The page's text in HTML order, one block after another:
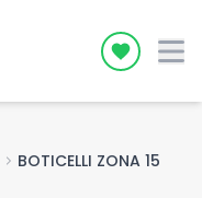
Icon
chevron_right BOTICELLI ZONA 15